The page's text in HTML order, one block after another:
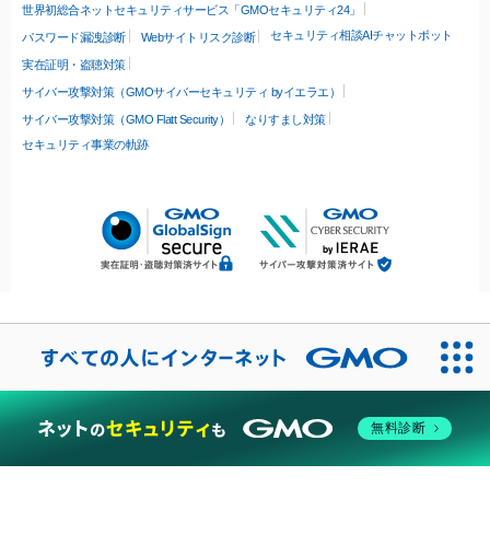
世界初総合ネットセキュリティサービス「GMOセキュリティ24」
パスワード漏洩診断 Webサイトリスク診断 セキュリティ相談AIチャットボット
実在証明・盗聴対策
サイバー攻撃対策（GMOサイバーセキュリティ byイエラエ）
サイバー攻撃対策（GMO Flatt Security）
なりすまし対策
セキュリティ事業の軌跡
無料診断